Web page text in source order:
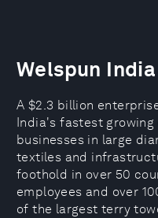
Welspun India
A $2.3 billion
India's fastest
businesses in large
textiles and
foothold in over 50
employees and over
of the largest terry